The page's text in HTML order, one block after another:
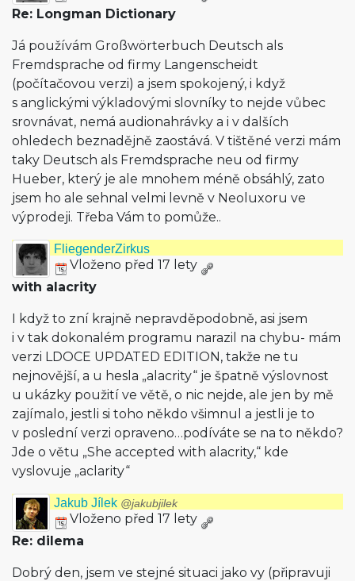
Re: Longman Dictionary
Já používám Großwörterbuch Deutsch als
Fremdsprache od firmy Langenscheidt
(počítačovou verzi) a jsem spokojený, i když
s anglickými výkladovými slovníky to nejde vůbec
srovnávat, nemá audionahrávky a i v dalších
ohledech beznadějně zaostává. V tištěné verzi mám
taky Deutsch als Fremdsprache neu od firmy
Hueber, který je ale mnohem méně obsáhlý, zato
jsem ho ale sehnal velmi levně v Neoluxoru ve
výprodeji. Třeba Vám to pomůže..
FliegenderZirkus
Vloženo před 17 lety
with alacrity
I když to zní krajně nepravděpodobně, asi jsem
i v tak dokonalém programu narazil na chybu- mám
verzi LDOCE UPDATED EDITION, takže ne tu
nejnovější, a u hesla „alacrity“ je špatně výslovnost
u ukázky použití ve větě, o nic nejde, ale jen by mě
zajímalo, jestli si toho někdo všimnul a jestli je to
v poslední verzi opraveno…podíváte se na to někdo?
Jde o větu „She accepted with alacrity,“ kde
vyslovuje „aclarity“
Jakub Jílek @jakubjilek
Vloženo před 17 lety
Re: dilema
Dobrý den, jsem ve stejné situaci jako vy (připravuji